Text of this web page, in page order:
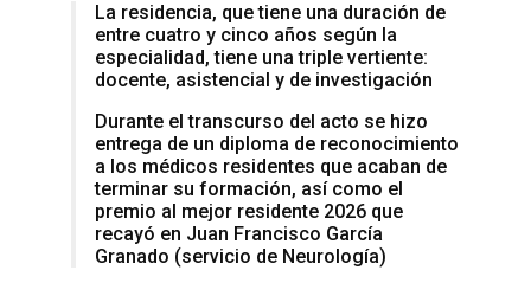
La residencia, que tiene una duración de
entre cuatro y cinco años según la
especialidad, tiene una triple vertiente:
docente, asistencial y de investigación
Durante el transcurso del acto se hizo
entrega de un diploma de reconocimiento
a los médicos residentes que acaban de
terminar su formación, así como el
premio al mejor residente 2026 que
recayó en Juan Francisco García
Granado (servicio de Neurología)